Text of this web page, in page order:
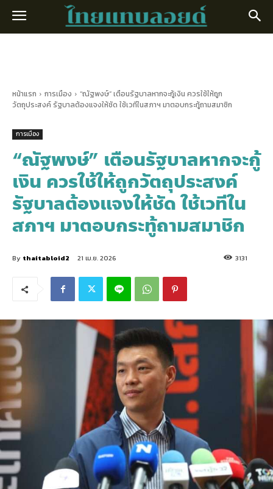
หน้าแรก การเมือง
“ณัฐพงษ์” เตือนรัฐบาลหากจะกู้เงิน ควรใช้ให้ถูก
วัตถุประสงค์ รัฐบาลต้องแจงให้ชัด ใช้เวทีในสภาฯ มาตอบกระทู้ถามสมาชิก
การเมือง
“ณัฐพงษ์” เตือนรัฐบาลหากจะกู้
เงิน ควรใช้ให้ถูกวัตถุประสงค์
รัฐบาลต้องแจงให้ชัด ใช้เวทีใน
สภาฯ มาตอบกระทู้ถามสมาชิก
By thaitabloid2 21 เม.ย. 2026 3131